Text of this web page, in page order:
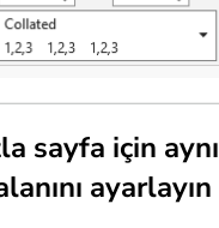
sayfa için aynı
ayarlayın